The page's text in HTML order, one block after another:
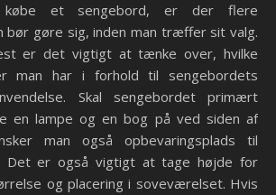
et sengebord, er der flere
bør gøre sig, inden man træffer sit valg.
er det vigtigt at tænke over, hvilke
man har i forhold til sengebordets
Skal sengebordet primært
en lampe og en bog på ved siden af
man også opbevaringsplads til
Det er også vigtigt at tage højde for
og placering i soveværelset. Hvis